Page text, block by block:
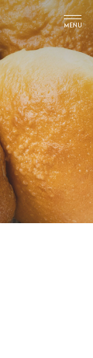
MENU